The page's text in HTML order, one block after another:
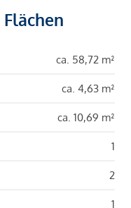
ca. 58,72 m²
ca. 4,63 m²
ca. 10,69 m²
1
2
1